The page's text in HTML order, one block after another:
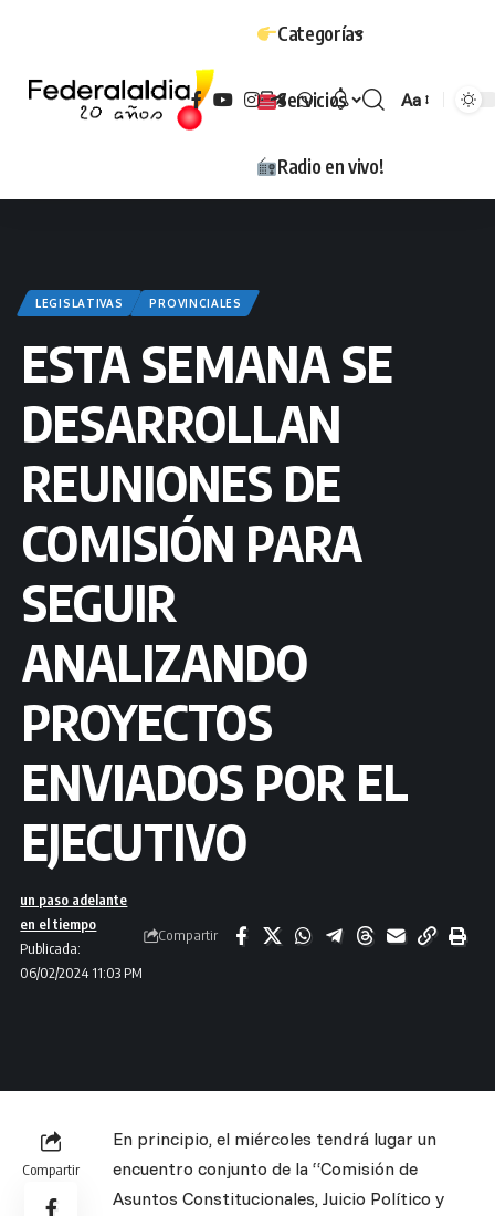
Categorías
Servicios
Radio en vivo!
Tamaño
Aa
LEGISLATIVAS PROVINCIALES
ESTA SEMANA SE
DESARROLLAN
REUNIONES DE
COMISIÓN PARA
SEGUIR
ANALIZANDO
PROYECTOS
ENVIADOS POR EL
EJECUTIVO
Publicada:
06/02/2024 11:03 PM
un paso adelante
en el tiempo
Compartir
Compartir
En principio, el miércoles tendrá lugar un
encuentro conjunto de la “Comisión de
Asuntos Constitucionales, Juicio Político y